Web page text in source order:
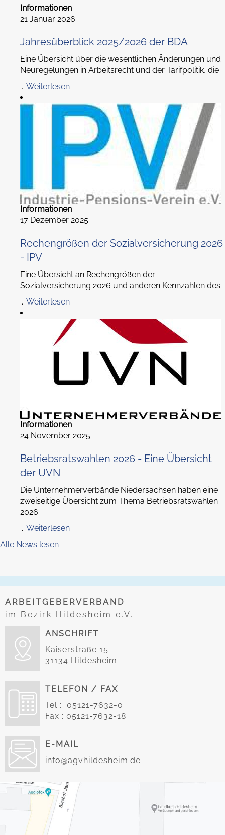
Informationen
21 Januar 2026
Jahresüberblick 2025/2026 der BDA
Eine Übersicht über die wesentlichen Änderungen und
Neuregelungen in Arbeitsrecht und der Tarifpolitik, die
... Weiterlesen
Informationen
17 Dezember 2025
Rechengrößen der Sozialversicherung 2026
- IPV
Eine Übersicht an Rechengrößen der
Sozialversicherung 2026 und anderen Kennzahlen des
... Weiterlesen
Informationen
24 November 2025
Betriebsratswahlen 2026 - Eine Übersicht
der UVN
Die Unternehmerverbände Niedersachsen haben eine
zweiseitige Übersicht zum Thema Betriebsratswahlen
2026
... Weiterlesen
Alle News lesen
ARBEITGEBERVERBAND
im Bezirk Hildesheim e.V.
ANSCHRIFT
Kaiserstraße 15
31134 Hildesheim
TELEFON / FAX
Tel : 05121-7632-0
Fax : 05121-7632-18
E-MAIL
info@agvhildesheim.de